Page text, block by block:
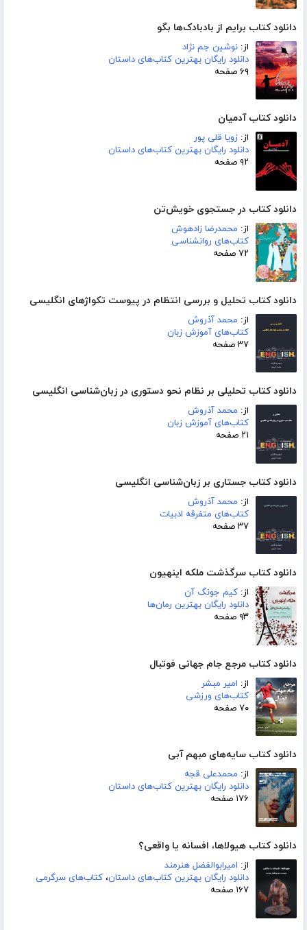
دانلود کتاب برایم از بادبادک‌ها بگو
از: نوشین جم نژاد
دانلود رایگان بهترین کتاب‌های داستان
۶۹ صفحه
دانلود کتاب آدمیان
از: زویا قلی پور
دانلود رایگان بهترین کتاب‌های داستان
۹۲ صفحه
دانلود کتاب در جستجوی خویش‌تن
از: محمدرضا زادهوش
کتاب‌های روانشناسی
۷۲ صفحه
دانلود کتاب تحلیل و بررسی انتظام در پیوست تکواژهای انگلیسی
از: محمد آذروش
کتاب‌های آموزش زبان
۳۷ صفحه
دانلود کتاب تحلیلی بر نظام نحو دستوری در زبان‌شناسی انگلیسی
از: محمد آذروش
کتاب‌های آموزش زبان
۲۱ صفحه
دانلود کتاب جستاری بر زبان‌شناسی انگلیسی
از: محمد آذروش
کتاب‌های متفرقه ادبیات
۳۷ صفحه
دانلود کتاب سرگذشت ملکه اینهیون
از: کیم جونگ آن
دانلود رایگان بهترین رمان‌ها
۹۳ صفحه
دانلود کتاب مرجع جام جهانی فوتبال
از: امیر مبشر
کتاب‌های ورزشی
۷۰ صفحه
دانلود کتاب سایه‌های مبهم آبی
از: محمدعلی قجه
دانلود رایگان بهترین کتاب‌های داستان
۱۷۶ صفحه
دانلود کتاب هیولاها، افسانه یا واقعی؟
از: امیرابوالفضل هنرمند
دانلود رایگان بهترین کتاب‌های داستان، کتاب‌های سرگرمی
۱۶۷ صفحه